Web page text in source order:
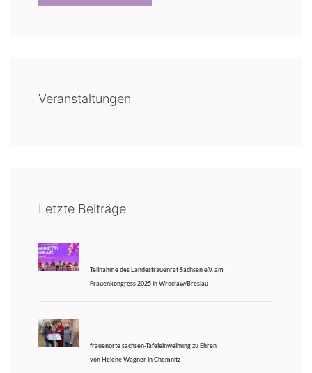
Veranstaltungen
Letzte Beiträge
Teilnahme des Landesfrauenrat Sachsen e.V. am
Frauenkongress 2025 in Wrocław/Breslau
frauenorte sachsen-Tafeleinweihung zu Ehren
von Helene Wagner in Chemnitz